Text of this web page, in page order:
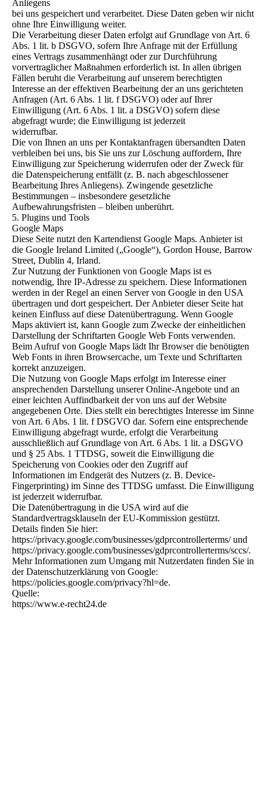
Anliegens
bei uns gespeichert und verarbeitet. Diese Daten geben wir nicht
ohne Ihre Einwilligung weiter.
Die Verarbeitung dieser Daten erfolgt auf Grundlage von Art. 6
Abs. 1 lit. b DSGVO, sofern Ihre Anfrage mit der Erfüllung
eines Vertrags zusammenhängt oder zur Durchführung
vorvertraglicher Maßnahmen erforderlich ist. In allen übrigen
Fällen beruht die Verarbeitung auf unserem berechtigten
Interesse an der effektiven Bearbeitung der an uns gerichteten
Anfragen (Art. 6 Abs. 1 lit. f DSGVO) oder auf Ihrer
Einwilligung (Art. 6 Abs. 1 lit. a DSGVO) sofern diese
abgefragt wurde; die Einwilligung ist jederzeit
widerrufbar.
Die von Ihnen an uns per Kontaktanfragen übersandten Daten
verbleiben bei uns, bis Sie uns zur Löschung auffordern, Ihre
Einwilligung zur Speicherung widerrufen oder der Zweck für
die Datenspeicherung entfällt (z. B. nach abgeschlossener
Bearbeitung Ihres Anliegens). Zwingende gesetzliche
Bestimmungen – insbesondere gesetzliche
Aufbewahrungsfristen – bleiben unberührt.
5. Plugins und Tools
Google Maps
Diese Seite nutzt den Kartendienst Google Maps. Anbieter ist
die Google Ireland Limited („Google“), Gordon House, Barrow
Street, Dublin 4, Irland.
Zur Nutzung der Funktionen von Google Maps ist es
notwendig, Ihre IP-Adresse zu speichern. Diese Informationen
werden in der Regel an einen Server von Google in den USA
übertragen und dort gespeichert. Der Anbieter dieser Seite hat
keinen Einfluss auf diese Datenübertragung. Wenn Google
Maps aktiviert ist, kann Google zum Zwecke der einheitlichen
Darstellung der Schriftarten Google Web Fonts verwenden.
Beim Aufruf von Google Maps lädt Ihr Browser die benötigten
Web Fonts in ihren Browsercache, um Texte und Schriftarten
korrekt anzuzeigen.
Die Nutzung von Google Maps erfolgt im Interesse einer
ansprechenden Darstellung unserer Online-Angebote und an
einer leichten Auffindbarkeit der von uns auf der Website
angegebenen Orte. Dies stellt ein berechtigtes Interesse im Sinne
von Art. 6 Abs. 1 lit. f DSGVO dar. Sofern eine entsprechende
Einwilligung abgefragt wurde, erfolgt die Verarbeitung
ausschließlich auf Grundlage von Art. 6 Abs. 1 lit. a DSGVO
und § 25 Abs. 1 TTDSG, soweit die Einwilligung die
Speicherung von Cookies oder den Zugriff auf
Informationen im Endgerät des Nutzers (z. B. Device-
Fingerprinting) im Sinne des TTDSG umfasst. Die Einwilligung
ist jederzeit widerrufbar.
Die Datenübertragung in die USA wird auf die
Standardvertragsklauseln der EU-Kommission gestützt.
Details finden Sie hier:
https://privacy.google.com/businesses/gdprcontrollerterms/ und
https://privacy.google.com/businesses/gdprcontrollerterms/sccs/.
Mehr Informationen zum Umgang mit Nutzerdaten finden Sie in
der Datenschutzerklärung von Google:
https://policies.google.com/privacy?hl=de.
Quelle:
https://www.e-recht24.de